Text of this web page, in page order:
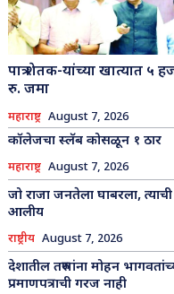
पात्र शेतक-यांच्या खात्यात ५
रु. जमा
महाराष्ट्र August 7, 2026
कॉलेजचा स्लॅब कोसळून १ ठार
महाराष्ट्र August 7, 2026
जो राजा जनतेला घाबरला,
आलीय
राष्ट्रीय August 7, 2026
देशातील तरुणांना मोहन
प्रमाणपत्राची गरज नाही